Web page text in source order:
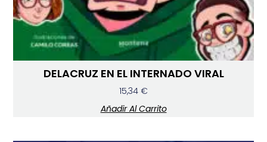
DELACRUZ EN EL INTERNADO VIRAL
15,34 €
Añadir Al Carrito